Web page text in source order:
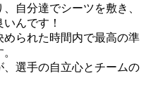
自分達でシーツを敷き、
んです！
められた時間内で最高の準
選手の自立心とチームの